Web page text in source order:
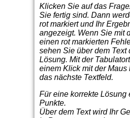
Klicken Sie auf das
Sie fertig sind. Dann
rot markiert und Ihr
angezeigt. Wenn Sie mit
einen rot markierten
sehen Sie über dem Text
Lösung. Mit der
einem Klick mit der Maus
das nächste Textfeld.
Für eine korrekte Lösung
Punkte.
Über dem Text wird Ihr